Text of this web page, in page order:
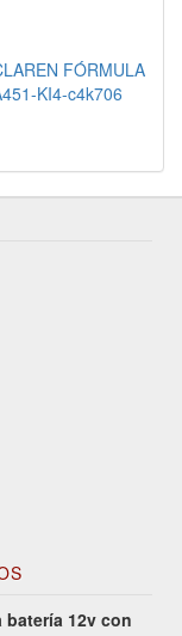
FÓRMULA
KI4-c4k706
12v con